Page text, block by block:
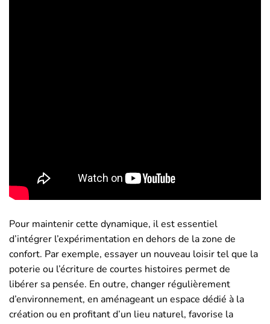
Pour maintenir cette dynamique, il est essentiel
d’intégrer l’expérimentation en dehors de la zone de
confort. Par exemple, essayer un nouveau loisir tel que la
poterie ou l’écriture de courtes histoires permet de
libérer sa pensée. En outre, changer régulièrement
d’environnement, en aménageant un espace dédié à la
création ou en profitant d’un lieu naturel, favorise la